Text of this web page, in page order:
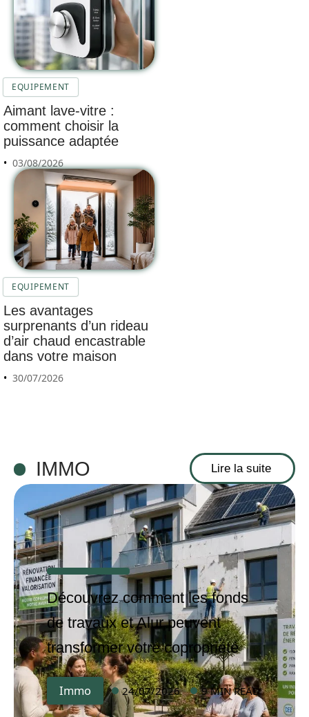
EQUIPEMENT
Aimant lave-vitre :
comment choisir la
puissance adaptée
03/08/2026
EQUIPEMENT
Les avantages
surprenants d’un rideau
d’air chaud encastrable
dans votre maison
30/07/2026
IMMO Lire la suite
Découvrez comment les fonds
de travaux et Alur peuvent
transformer votre copropriété
Immo 24/07/2026 9 MIN READ